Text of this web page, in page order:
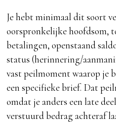
Je hebt minimaal dit soort
oorspronkelijke hoofdsom,
betalingen, openstaand
status (herinnering/
vast peilmoment waarop je
een specifieke brief. Dat
omdat je anders een late
verstuurd bedrag achteraf